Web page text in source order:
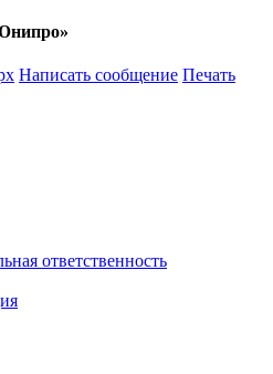
Написать сообщение Печать
ответственность